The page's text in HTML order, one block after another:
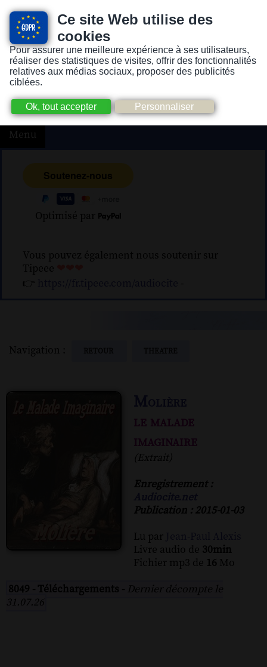
Ce site Web utilise des
cookies
Pour assurer une meilleure expérience à ses utilisateurs,
réaliser des statistiques de visites, offrir des fonctionnalités
relatives aux médias sociaux, proposer des publicités
ciblées.
Version pour personnes mal-voyantes ou non-voyantes
Menu
Optimisé par
Vous pouvez également nous soutenir sur
Tipeee
👉
-
Navigation :
le malade
imaginaire
(Extrait)
Enregistrement :
Publication : 2015-01-03
Lu par
Livre audio de 30min
Fichier mp3 de 16 Mo
8049 - Téléchargements - Dernier décompte le
31.07.26